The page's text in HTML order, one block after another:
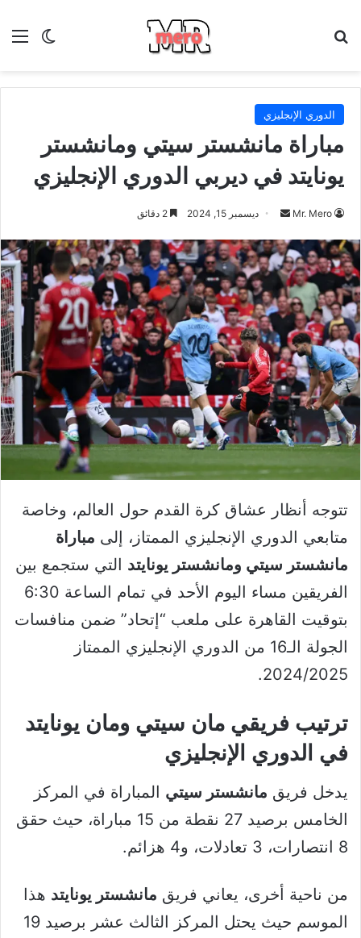
الوضع
الدوري الإنجليزي
مباراة مانشستر سيتي ومانشستر
يونايتد في ديربي الدوري الإنجليزي
Mr. Mero
أرسل
إلكترونيا
ديسمبر 15, 2024
تتوجه أنظار عشاق كرة القدم حول العالم، وخاصة
متابعي الدوري الإنجليزي الممتاز، إلى مباراة
مانشستر سيتي ومانشستر يونايتد التي ستجمع بين
الفريقين مساء اليوم الأحد في تمام الساعة 6:30
بتوقيت القاهرة على ملعب “إتحاد” ضمن منافسات
الجولة الـ16 من الدوري الإنجليزي الممتاز
2024/2025.
ترتيب فريقي مان سيتي ومان يونايتد
في الدوري الإنجليزي
يدخل فريق مانشستر سيتي المباراة في المركز
الخامس برصيد 27 نقطة من 15 مباراة، حيث حقق
8 انتصارات، 3 تعادلات، و4 هزائم.
من ناحية أخرى، يعاني فريق مانشستر يونايتد هذا
الموسم حيث يحتل المركز الثالث عشر برصيد 19